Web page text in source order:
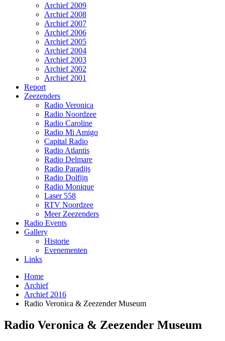
Archief 2009
Archief 2008
Archief 2007
Archief 2006
Archief 2005
Archief 2004
Archief 2003
Archief 2002
Archief 2001
Report
Zeezenders
Radio Veronica
Radio Noordzee
Radio Caroline
Radio Mi Amigo
Capital Radio
Radio Atlantis
Radio Delmare
Radio Paradijs
Radio Dolfijn
Radio Monique
Laser 558
RTV Noordzee
Meer Zeezenders
Radio Events
Gallery
Historie
Evenementen
Links
Home
Archief
Archief 2016
Radio Veronica & Zeezender Museum
Radio Veronica & Zeezender Museum